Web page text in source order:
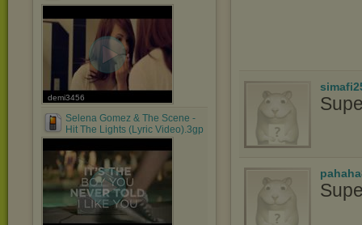
demi3456
Selena Gomez & The Scene -
Hit The Lights (Lyric Video).3gp